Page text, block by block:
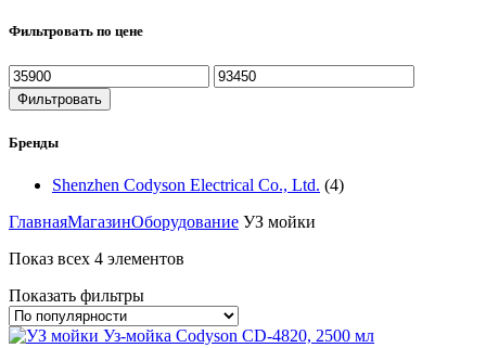
Фильтровать по цене
Фильтровать
Бренды
Shenzhen Codyson Electrical Co., Ltd. (4)
ГлавнаяМагазинОборудование УЗ мойки
Показ всех 4 элементов
Показать фильтры